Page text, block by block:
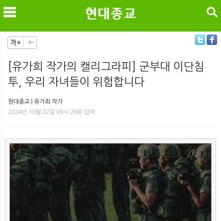
메
검색
[유가희 작가의 캘리그라피] 군부대 이단침
투, 우리 자녀들이 위험합니다
현대종교 | 유가희 작가
2024년 10월 02일 09시 26분 입력